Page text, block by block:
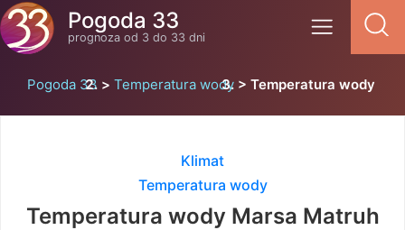
Pogoda 33
prognoza od 3 do 33 dni
Pogoda 33 Temperatura wody Temperatura wody
Klimat
Temperatura wody
Temperatura wody Marsa Matruh